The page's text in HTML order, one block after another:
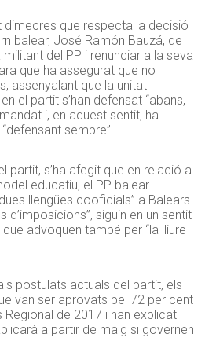
dimecres que respecta la decisió
balear, José Ramón Bauzá, de
del PP i renunciar a la seva
que ha assegurat que no
assenyalant que la unitat
el partit s’han defensat “abans,
i, en aquest sentit, ha
sempre”.
partit, s’ha afegit que en relació a
educatiu, el PP balear
llengües cooficials” a Balears
d’imposicions”, siguin en un sentit
advoquen també per “la lliure
postulats actuals del partit, els
van ser aprovats pel 72 per cent
Regional de 2017 i han explicat
a partir de maig si governen